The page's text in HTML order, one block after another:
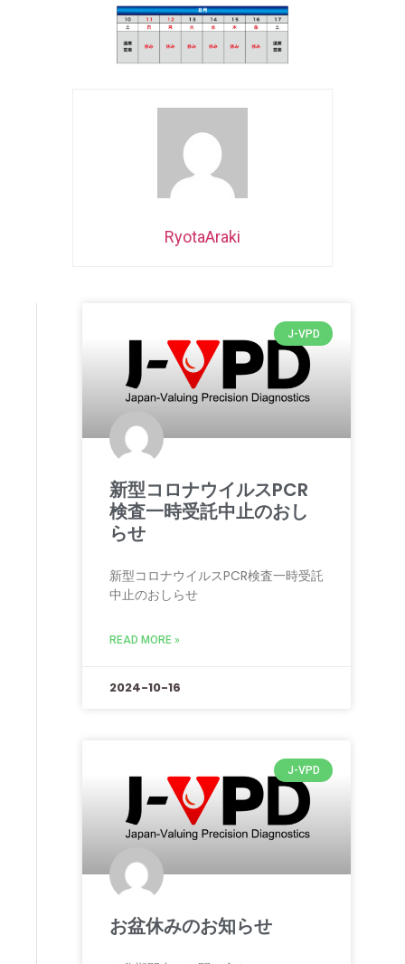
RyotaAraki
J-VPD
新型コロナウイルスPCR
検査一時受託中止のおし
らせ
新型コロナウイルスPCR検査一時受託
中止のおしらせ
READ MORE »
2024-10-16
J-VPD
お盆休みのお知らせ